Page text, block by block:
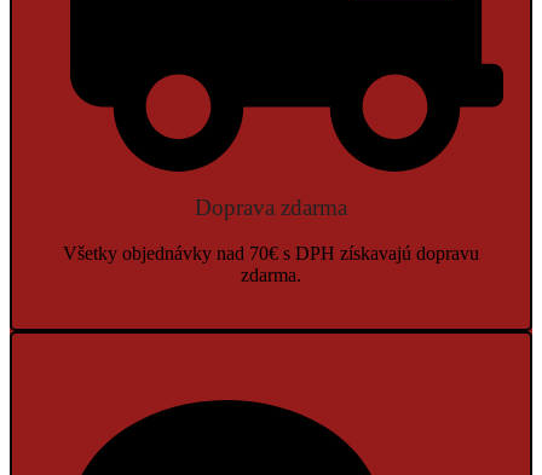
Doprava zdarma
Všetky objednávky nad 70€ s DPH získavajú dopravu
zdarma.